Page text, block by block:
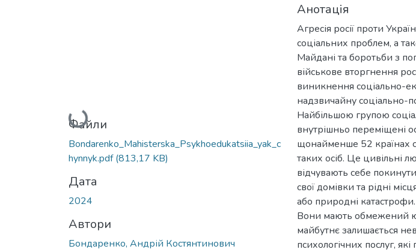
Вантажиться...
Файли
Bondarenko_Mahisterska_Psykhoedukatsiia_yak_c
hynnyk.pdf(813,17 KB)
Дата
2024
Автори
Бондаренко, Андрій Костянтинович
Анотація
Агресія росії проти
соціальних проблем, а
Майдані та боротьби з
військове вторгнення
виникнення соціально-
надзвичайну соціально-
Найбільшою групою
внутрішньо переміщені
щонайменше 52 країнах
таких осіб. Це цивільні
відчувають себе
свої домівки та рідні
або природні катастрофи.
Вони мають обмежений
майбутнє залишається
психологічних послуг,